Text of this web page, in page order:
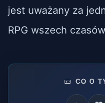
jest uważany za
RPG wszech
CO O